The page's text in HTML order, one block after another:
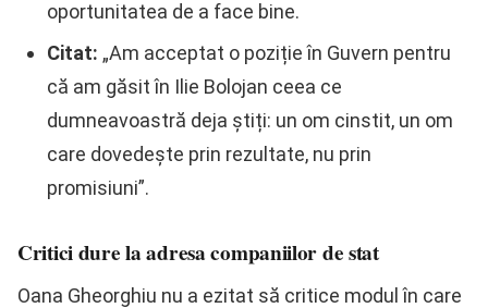
oportunitatea de a face bine.
Citat: „Am acceptat o poziție în Guvern pentru
că am găsit în Ilie Bolojan ceea ce
dumneavoastră deja știți: un om cinstit, un om
care dovedește prin rezultate, nu prin
promisiuni”.
Critici dure la adresa companiilor de stat
Oana Gheorghiu nu a ezitat să critice modul în care